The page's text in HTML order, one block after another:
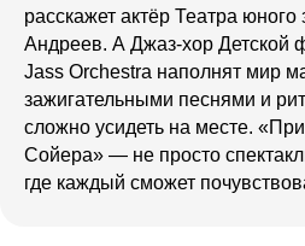
расскажет актёр Театра
Андреев. А Джаз-хор Детской
Jass Orchestra наполнят мир
зажигательными песнями и
сложно усидеть на месте.
Сойера» — не просто
где каждый сможет